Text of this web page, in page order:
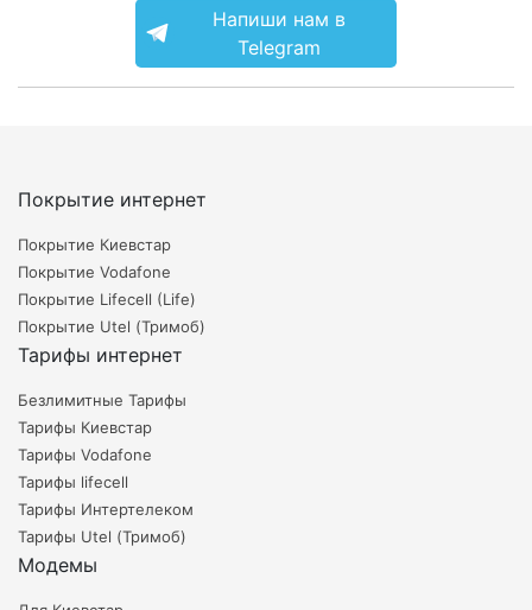
Напиши нам в
Telegram
Покрытие интернет
Покрытие Киевстар
Покрытие Vodafone
Покрытие Lifecell (Life)
Покрытие Utel (Тримоб)
Тарифы интернет
Безлимитные Тарифы
Тарифы Киевстар
Тарифы Vodafone
Тарифы lifecell
Тарифы Интертелеком
Тарифы Utel (Тримоб)
Модемы